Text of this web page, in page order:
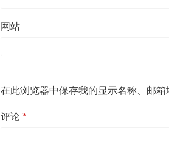
网站
在此浏览器中保存我的显示名称、邮箱
评论 *